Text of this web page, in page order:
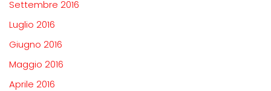
Settembre 2016
Luglio 2016
Giugno 2016
Maggio 2016
Aprile 2016